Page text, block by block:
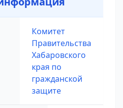
Комитет
Правительства
Хабаровского
края по
гражданской
защите